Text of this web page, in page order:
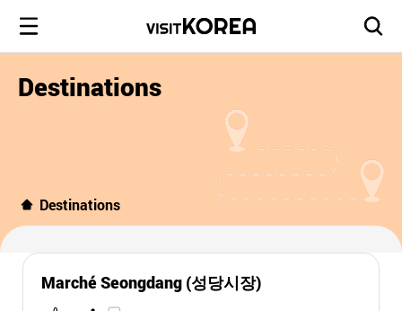
Destinations
Destinations
Marché Seongdang (성당시장)